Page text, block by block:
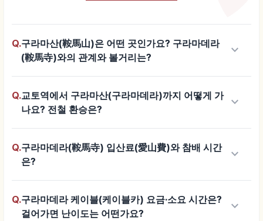
Q.구라마산(鞍馬山)은 어떤 곳인가요? 구라마데라
(鞍馬寺)와의 관계와 볼거리는?
keyboard_arrow_down
Q.교토역에서 구라마산(구라마데라)까지 어떻게 가
나요? 전철 환승은?
keyboard_arrow_down
Q.구라마데라(鞍馬寺) 입산료(愛山費)와 참배 시간
은?
keyboard_arrow_down
Q.구라마데라 케이블(케이블카) 요금·소요 시간은?
걸어가면 난이도는 어떤가요?
keyboard_arrow_down